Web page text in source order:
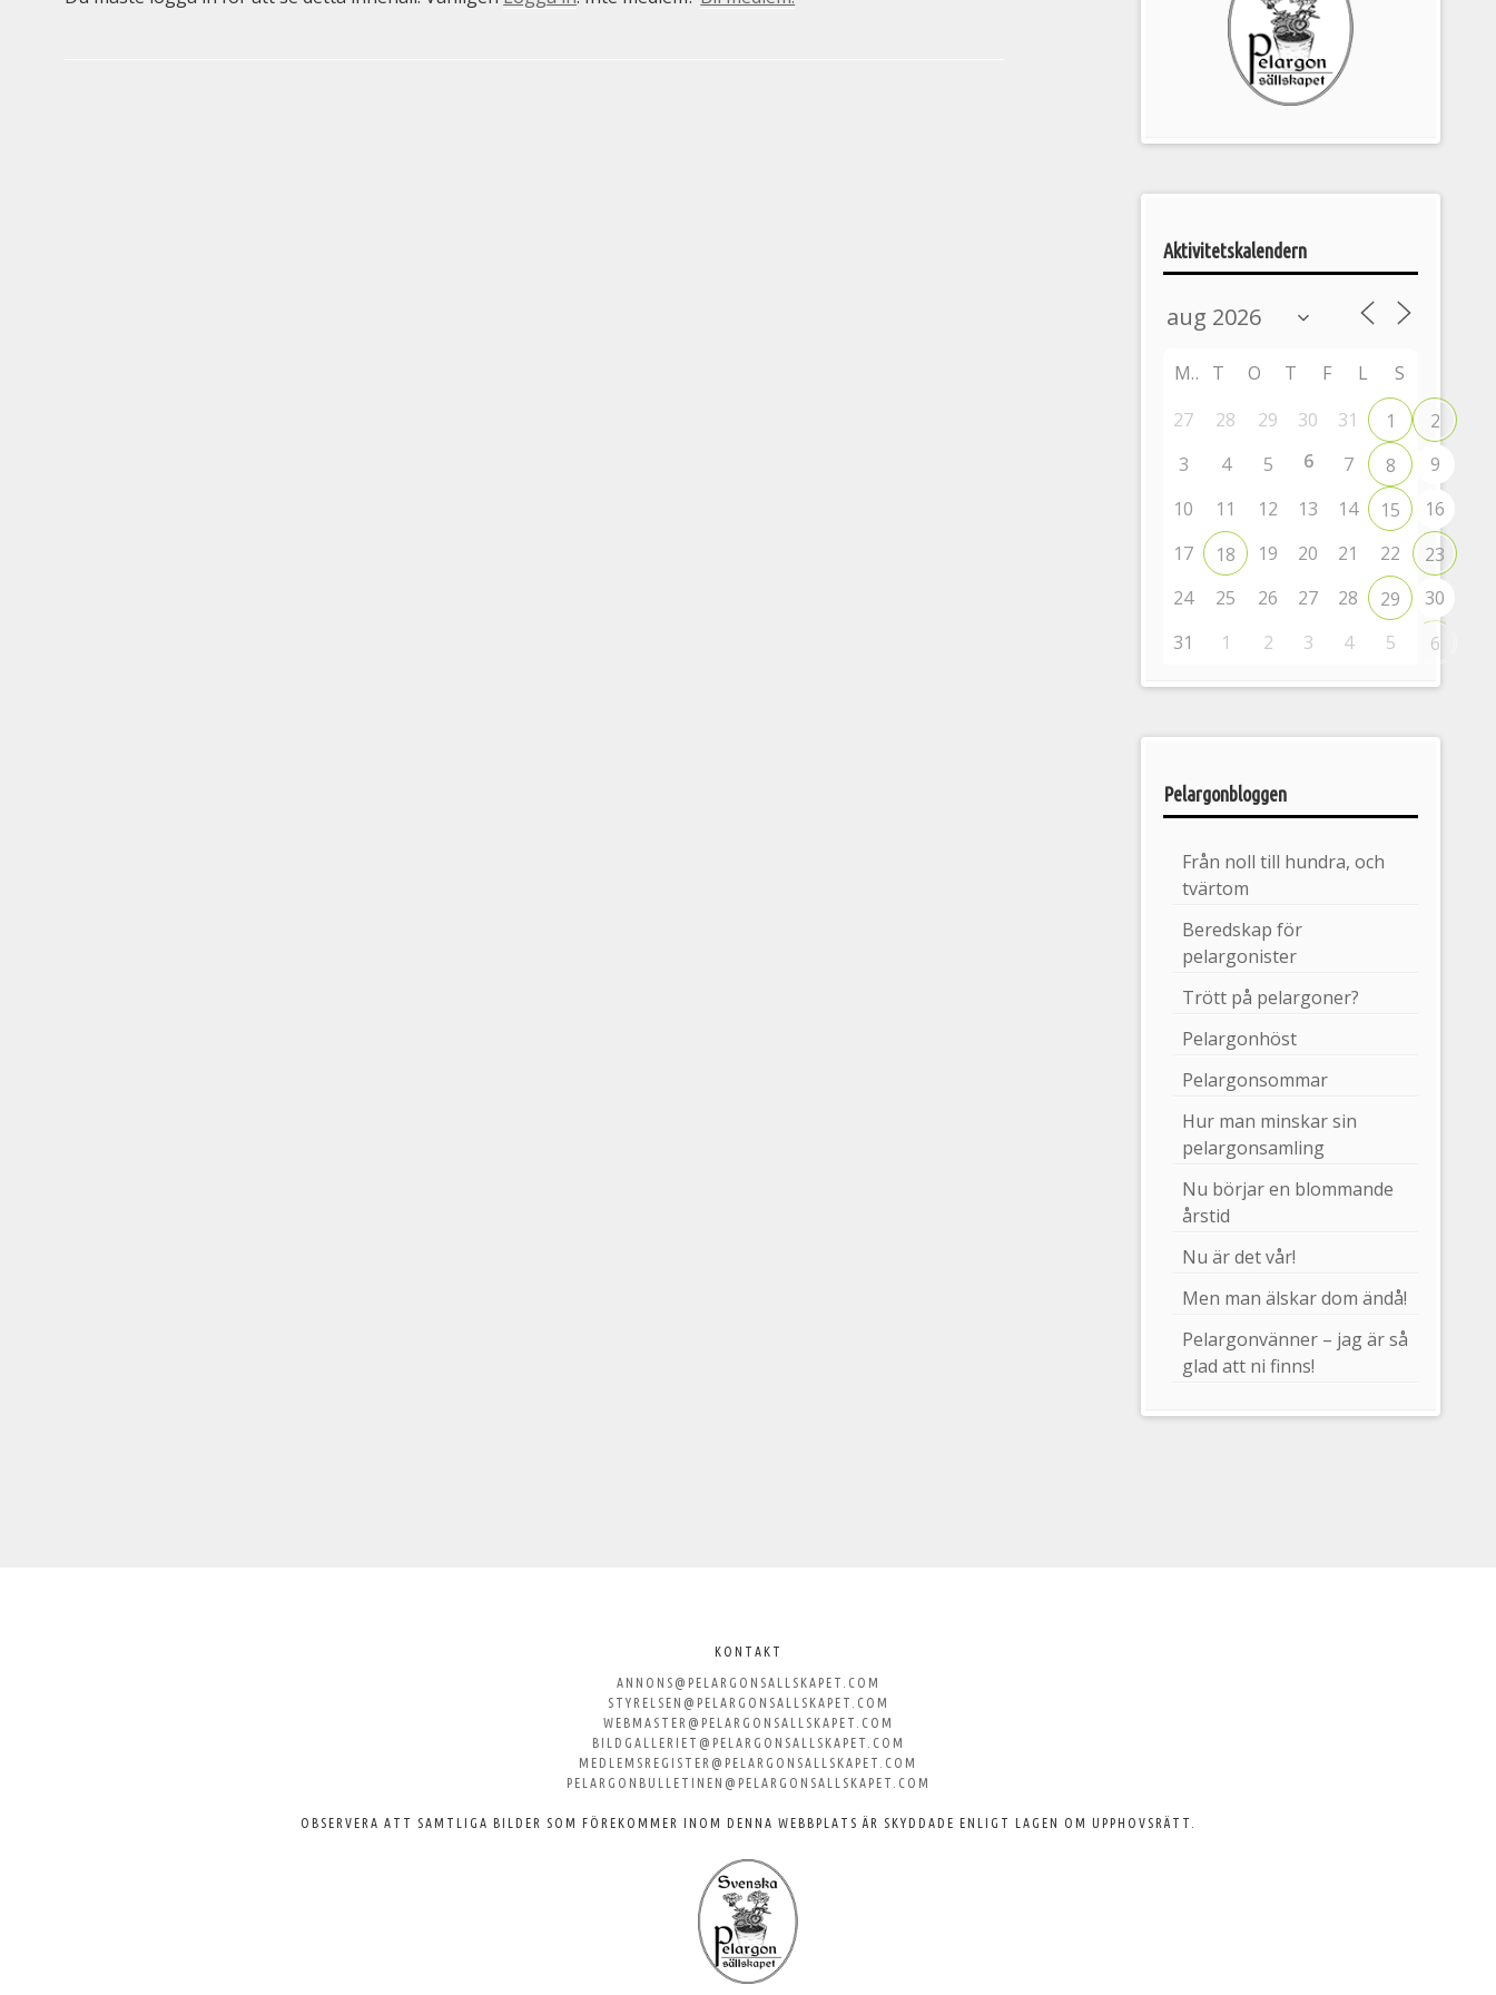
Pelargonsällskapets
aktiviteter
Aktivitetskalendern
M T O T F L
S
27
28 29 30 31 1
2
3
4 5 6 7 8
9
10
11 12 13 14 15
16
17
18 19 20 21 22
23
24
25 26 27 28 29
30
31
1 2 3 4 5 6
Pelargonbloggen
Från noll till hundra, och
tvärtom
Beredskap för
pelargonister
Trött på pelargoner?
Pelargonhöst
Pelargonsommar
Hur man minskar sin
pelargonsamling
Nu börjar en blommande
årstid
Nu är det vår!
Men man älskar dom ändå!
Pelargonvänner – jag är så
glad att ni finns!
KONTAKT
ANNONS@PELARGONSALLSKAPET.COM
STYRELSEN@PELARGONSALLSKAPET.COM
WEBMASTER@PELARGONSALLSKAPET.COM
BILDGALLERIET@PELARGONSALLSKAPET.COM
MEDLEMSREGISTER@PELARGONSALLSKAPET.COM
PELARGONBULLETINEN@PELARGONSALLSKAPET.COM
OBSERVERA ATT SAMTLIGA BILDER SOM FÖREKOMMER INOM DENNA WEBBPLATS ÄR SKYDDADE ENLIGT LAGEN OM UPPHOVSRÄTT.